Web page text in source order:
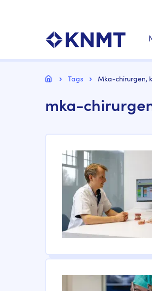
Kruimelpad
HomeTags Mka-chirurgen,
mka-